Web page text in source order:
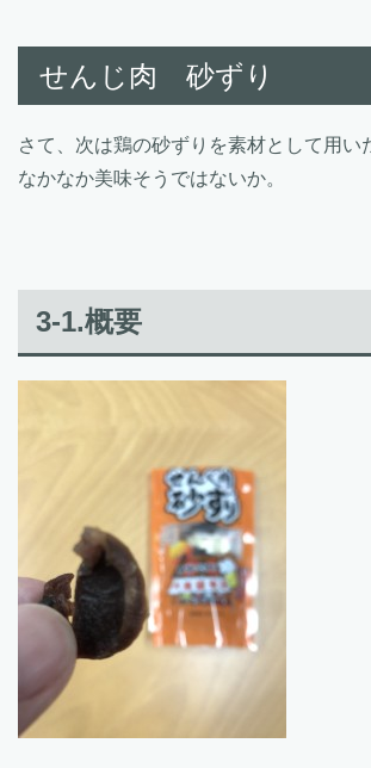
せんじ肉 砂ずり
さて、次は鶏の砂ずりを素材として用い
なかなか美味そうではないか。
3-1.概要